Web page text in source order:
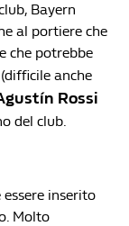
Bayern
al portiere che
che potrebbe
(difficile anche
Rossi
del club.
inserito
Molto